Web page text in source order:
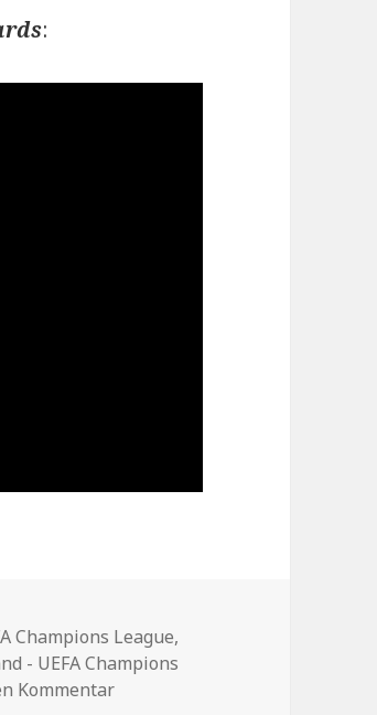
:
Champions League,
- UEFA Champions
Kommentarzu Review: „Match Attax on